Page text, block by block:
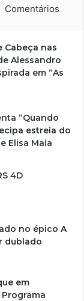
Comentários
Cabeça nas
Alessandro
em “As
“Quando
estreia do
Elisa Maia
4D
no épico A
dublado
em